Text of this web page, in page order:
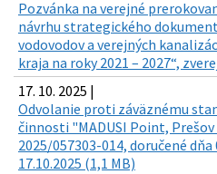
Pozvánka na verejné
návrhu strategického
vodovodov a verejných
kraja na roky 2021 – 2027“,
17. 10. 2025 |
Odvolanie proti záväznému
činnosti "MADUSI Point, Prešov
2025/057303-014, doručené dňa
17.10.2025 (1,1 MB)